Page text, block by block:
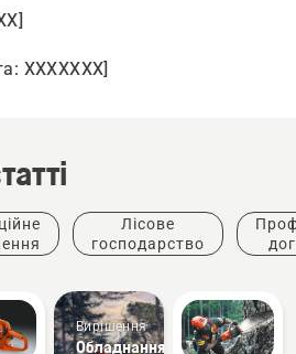
XXXXXXX]
Лісове
господарство
Вирішення
Обладнання